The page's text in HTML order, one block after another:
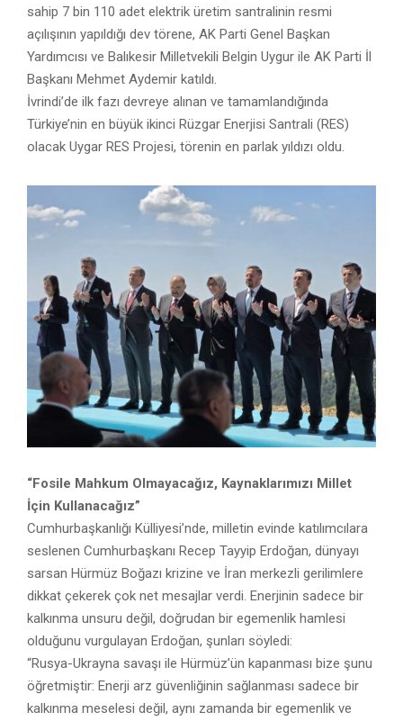
sahip 7 bin 110 adet elektrik üretim santralinin resmi
açılışının yapıldığı dev törene, AK Parti Genel Başkan
Yardımcısı ve Balıkesir Milletvekili Belgin Uygur ile AK Parti İl
Başkanı Mehmet Aydemir katıldı.
İvrindi’de ilk fazı devreye alınan ve tamamlandığında
Türkiye’nin en büyük ikinci Rüzgar Enerjisi Santrali (RES)
olacak Uygar RES Projesi, törenin en parlak yıldızı oldu.
“Fosile Mahkum Olmayacağız, Kaynaklarımızı Millet
İçin Kullanacağız”
Cumhurbaşkanlığı Külliyesi’nde, milletin evinde katılımcılara
seslenen Cumhurbaşkanı Recep Tayyip Erdoğan, dünyayı
sarsan Hürmüz Boğazı krizine ve İran merkezli gerilimlere
dikkat çekerek çok net mesajlar verdi. Enerjinin sadece bir
kalkınma unsuru değil, doğrudan bir egemenlik hamlesi
olduğunu vurgulayan Erdoğan, şunları söyledi:
“Rusya-Ukrayna savaşı ile Hürmüz’ün kapanması bize şunu
öğretmiştir: Enerji arz güvenliğinin sağlanması sadece bir
kalkınma meselesi değil, aynı zamanda bir egemenlik ve